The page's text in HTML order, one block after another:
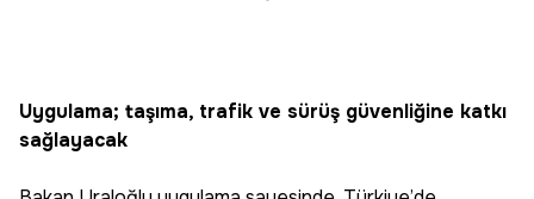
Uygulama; taşıma, trafik ve sürüş güvenliğine katkı
sağlayacak